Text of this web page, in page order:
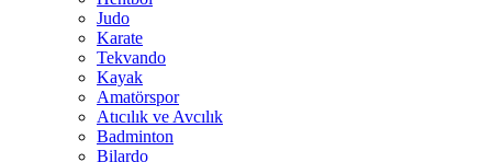
Judo
Karate
Tekvando
Kayak
Amatörspor
Atıcılık ve Avcılık
Badminton
Bilardo